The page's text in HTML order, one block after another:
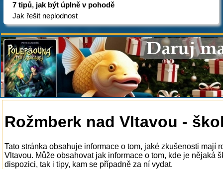
7 tipů, jak být úplně v pohodě
Jak řešit neplodnost
Rožmberk nad Vltavou -
Tato stránka obsahuje informace o tom, jaké zkušenosti mají
Vltavou. Může obsahovat jak informace o tom, kde je nějaká
dispozici, tak i tipy, kam se případně za ní vydat.